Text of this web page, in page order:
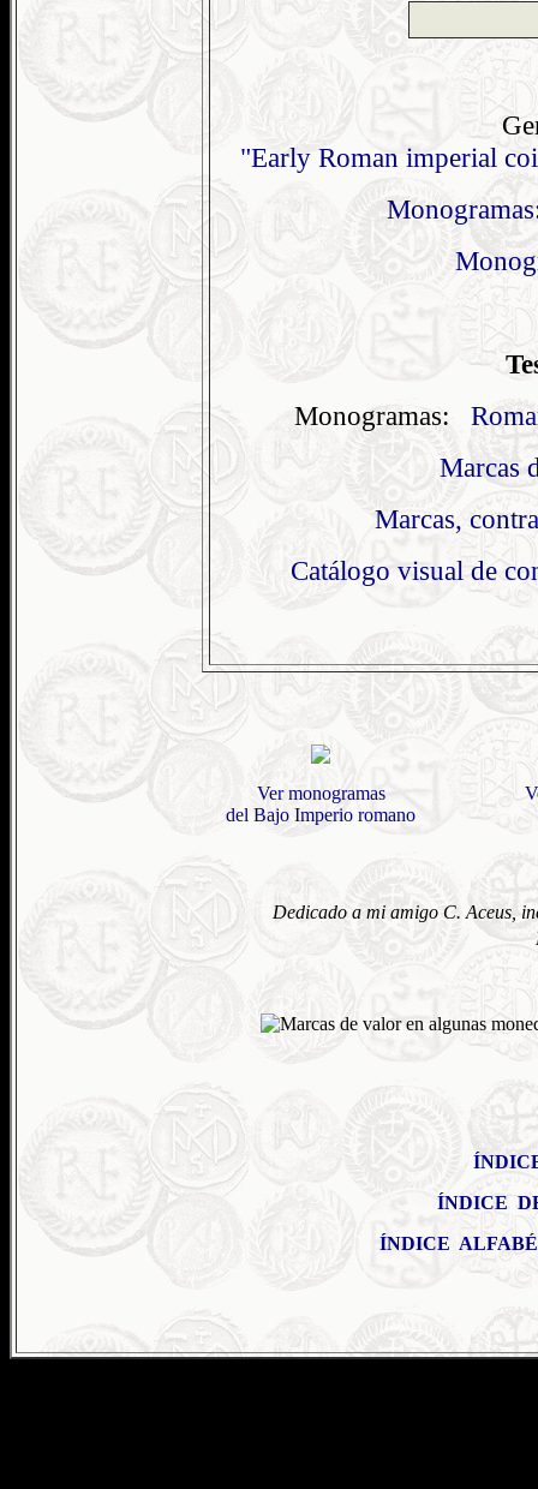
"Early Roman imperial
Monogramas:
Marcas
Marcas,
Catálogo visual de
Ver monogramas
del Bajo Imperio romano
Dedicado a mi amigo C. Aceus,
ÍNDICE
ÍNDICE